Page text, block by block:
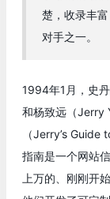
楚，收录丰
对手之一。
1994年1月，史
和杨致远（Jerry
（Jerry’s
指南是一个网站
上万的、刚刚开